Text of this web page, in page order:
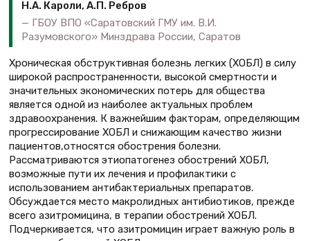
Н.А. Кароли, А.П. Ребров
ГБОУ ВПО «Саратовский ГМУ им. В.И.
Разумовского» Минздрава России, Саратов
Хроническая обструктивная болезнь легких (ХОБЛ) в силу
широкой распространенности, высокой смертности и
значительных экономических потерь для общества
является одной из наиболее актуальных проблем
здравоохранения. К важнейшим факторам, определяющим
прогрессирование ХОБЛ и снижающим качество жизни
пациентов,относятся обострения болезни.
Рассматриваются этиопатогенез обострений ХОБЛ,
возможные пути их лечения и профилактики с
использованием антибактериальных препаратов.
Обсуждается место макролидных антибиотиков, прежде
всего азитромицина, в терапии обострений ХОБЛ.
Подчеркивается, что азитромицин играет важную роль в